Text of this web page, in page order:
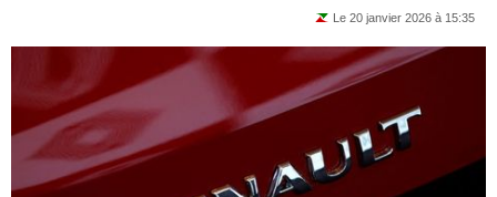
Le 20 janvier 2026 à 15:35